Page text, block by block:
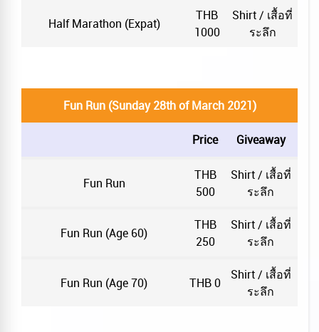
Half Marathon (Expat)
THB
1000
Shirt / เสื้อที่
ระลึก
Fun Run (Sunday 28th of March 2021)
Price Giveaway
Fun Run
THB
500
Shirt / เสื้อที่
ระลึก
Fun Run (Age 60)
THB
250
Shirt / เสื้อที่
ระลึก
Fun Run (Age 70) THB 0
Shirt / เสื้อที่
ระลึก